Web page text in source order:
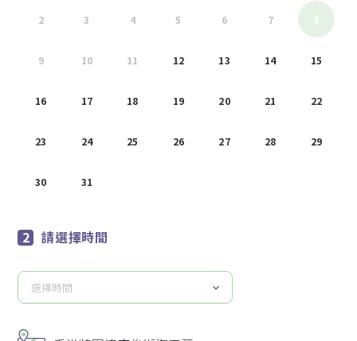
2 3 4 5 6 7 8
9 10 11 12 13 14 15
16 17 18 19 20 21 22
23 24 25 26 27 28 29
30 31
請選擇時間
選擇時間
請
擇